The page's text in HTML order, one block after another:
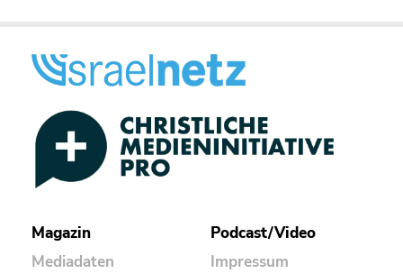
Magazin
Mediadaten
Podcast/Video
Impressum